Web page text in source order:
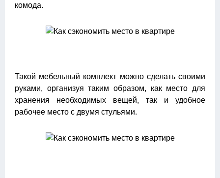
комода.
Такой мебельный комплект можно сделать своими
руками, организуя таким образом, как место для
хранения необходимых вещей, так и удобное
рабочее место с двумя стульями.